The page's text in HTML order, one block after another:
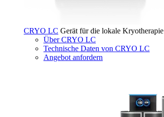
CRYO LC Gerät für die lokale Kryotherapie
Über CRYO LC
Technische Daten von CRYO LC
Angebot anfordern